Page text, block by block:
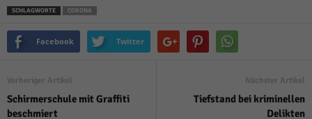
SCHLAGWORTE CORONA
Facebook Twitter
Vorheriger Artikel
Schirmerschule mit Graffiti
beschmiert
Nächster Artikel
Tiefstand bei kriminellen
Delikten